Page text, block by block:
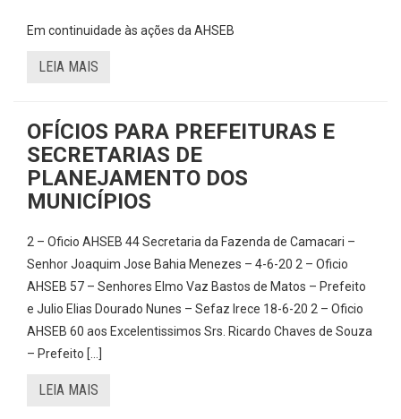
Em continuidade às ações da AHSEB
LEIA MAIS
OFÍCIOS PARA PREFEITURAS E
SECRETARIAS DE
PLANEJAMENTO DOS
MUNICÍPIOS
2 – Oficio AHSEB 44 Secretaria da Fazenda de Camacari –
Senhor Joaquim Jose Bahia Menezes – 4-6-20 2 – Oficio
AHSEB 57 – Senhores Elmo Vaz Bastos de Matos – Prefeito
e Julio Elias Dourado Nunes – Sefaz Irece 18-6-20 2 – Oficio
AHSEB 60 aos Excelentissimos Srs. Ricardo Chaves de Souza
– Prefeito […]
LEIA MAIS